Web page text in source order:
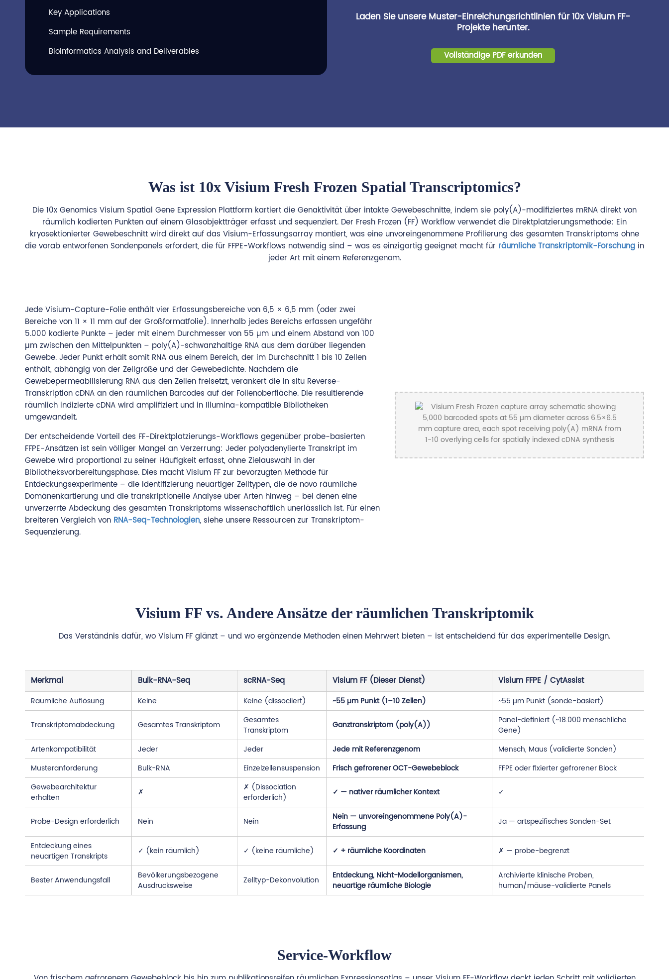
Key Applications
Sample Requirements
Bioinformatics Analysis and Deliverables
Laden Sie unsere Muster-Einreichungsrichtlinien für 10x Visium FF-
Projekte herunter.
Vollständige PDF erkunden
Was ist 10x Visium Fresh Frozen Spatial Transcriptomics?
Die 10x Genomics Visium Spatial Gene Expression Plattform kartiert die Genaktivität über intakte Gewebeschnitte, indem sie poly(A)-modifiziertes mRNA direkt von
räumlich kodierten Punkten auf einem Glasobjektträger erfasst und sequenziert. Der Fresh Frozen (FF) Workflow verwendet die Direktplatzierungsmethode: Ein
kryosektionierter Gewebeschnitt wird direkt auf das Visium-Erfassungsarray montiert, was eine unvoreingenommene Profilierung des gesamten Transkriptoms ohne
die vorab entworfenen Sondenpanels erfordert, die für FFPE-Workflows notwendig sind – was es einzigartig geeignet macht für räumliche Transkriptomik-Forschung in
jeder Art mit einem Referenzgenom.
Jede Visium-Capture-Folie enthält vier Erfassungsbereiche von 6,5 × 6,5 mm (oder zwei
Bereiche von 11 × 11 mm auf der Großformatfolie). Innerhalb jedes Bereichs erfassen ungefähr
5.000 kodierte Punkte – jeder mit einem Durchmesser von 55 µm und einem Abstand von 100
µm zwischen den Mittelpunkten – poly(A)-schwanzhaltige RNA aus dem darüber liegenden
Gewebe. Jeder Punkt erhält somit RNA aus einem Bereich, der im Durchschnitt 1 bis 10 Zellen
enthält, abhängig von der Zellgröße und der Gewebedichte. Nachdem die
Gewebepermeabilisierung RNA aus den Zellen freisetzt, verankert die in situ Reverse-
Transkription cDNA an den räumlichen Barcodes auf der Folienoberfläche. Die resultierende
räumlich indizierte cDNA wird amplifiziert und in Illumina-kompatible Bibliotheken
umgewandelt.
Der entscheidende Vorteil des FF-Direktplatzierungs-Workflows gegenüber probe-basierten
FFPE-Ansätzen ist sein völliger Mangel an Verzerrung: Jeder polyadenylierte Transkript im
Gewebe wird proportional zu seiner Häufigkeit erfasst, ohne Zielauswahl in der
Bibliotheksvorbereitungsphase. Dies macht Visium FF zur bevorzugten Methode für
Entdeckungsexperimente – die Identifizierung neuartiger Zelltypen, die de novo räumliche
Domänenkartierung und die transkriptionelle Analyse über Arten hinweg – bei denen eine
unverzerrte Abdeckung des gesamten Transkriptoms wissenschaftlich unerlässlich ist. Für einen
breiteren Vergleich von RNA-Seq-Technologien, siehe unsere Ressourcen zur Transkriptom-
Sequenzierung.
Visium FF vs. Andere Ansätze der räumlichen Transkriptomik
Das Verständnis dafür, wo Visium FF glänzt – und wo ergänzende Methoden einen Mehrwert bieten – ist entscheidend für das experimentelle Design.
Merkmal Bulk-RNA-Seq scRNA-Seq Visium FF (Dieser Dienst) Visium FFPE / CytAssist
Räumliche Auflösung Keine Keine (dissociiert) ~55 µm Punkt (1–10 Zellen) ~55 µm Punkt (sonde-basiert)
Transkriptomabdeckung Gesamtes Transkriptom
Gesamtes
Transkriptom
Ganztranskriptom (poly(A))
Panel-definiert (~18.000 menschliche
Gene)
Artenkompatibilität
Jeder Jeder Jede mit Referenzgenom
Mensch, Maus (validierte Sonden)
Musteranforderung
Bulk-RNA Einzelzellensuspension Frisch gefrorener OCT-Gewebeblock
FFPE oder fixierter gefrorener Block
Gewebearchitektur
erhalten
✗
✗ (Dissociation
erforderlich)
✓ — nativer räumlicher Kontext ✓
Probe-Design erforderlich Nein Nein
Nein — unvoreingenommene Poly(A)-
Erfassung
Ja — artspezifisches Sonden-Set
Entdeckung eines
neuartigen Transkripts
✓ (kein räumlich) ✓ (keine räumliche) ✓ + räumliche Koordinaten ✗ — probe-begrenzt
Bester Anwendungsfall
Bevölkerungsbezogene
Ausdrucksweise
Zelltyp-Dekonvolution
Entdeckung, Nicht-Modellorganismen,
neuartige räumliche Biologie
Archivierte klinische Proben,
human/mäuse-validierte Panels
Service-Workflow